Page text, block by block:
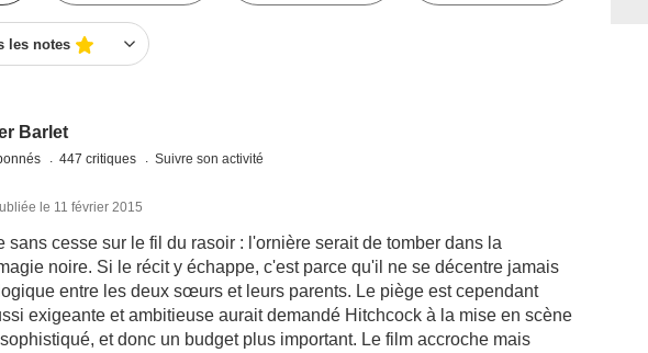
les notes
Barlet
447 critiques Suivre son activité
le 11 février 2015
sans cesse sur le fil du rasoir : l'ornière serait de tomber dans la
noire. Si le récit y échappe, c'est parce qu'il ne se décentre jamais
entre les deux sœurs et leurs parents. Le piège est cependant
exigeante et ambitieuse aurait demandé Hitchcock à la mise en scène
et donc un budget plus important. Le film accroche mais